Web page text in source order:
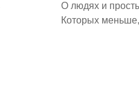
О людях и
Которых